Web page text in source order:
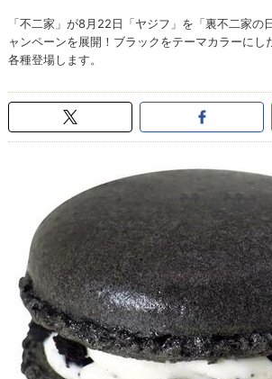
「不二家」が8月22日「ヤジフ」を「裏不二家の
ャンペーンを展開！ブラックをテーマカラーにし
各種登場します。